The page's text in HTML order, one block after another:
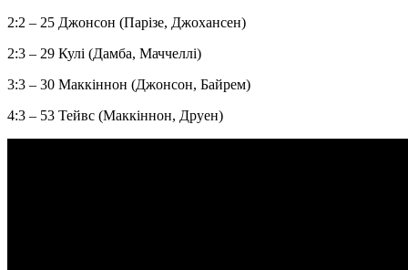
2:2 – 25 Джонсон (Парізе, Джохансен)
2:3 – 29 Кулі (Дамба, Маччеллі)
3:3 – 30 Маккіннон (Джонсон, Байрем)
4:3 – 53 Тейвс (Маккіннон, Друен)